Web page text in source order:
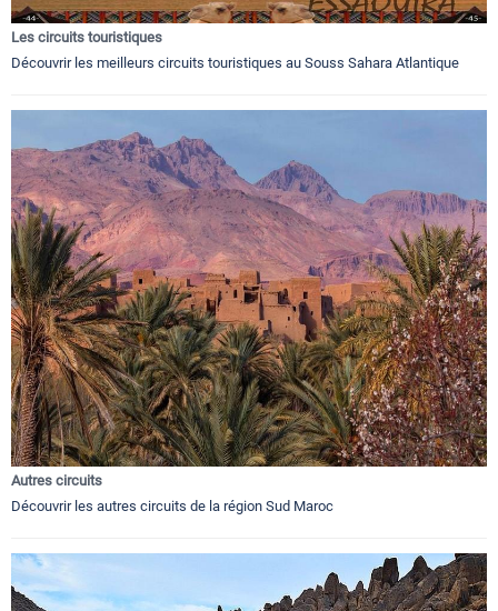
Les circuits touristiques
Découvrir les meilleurs circuits touristiques au Souss Sahara Atlantique
Autres circuits
Découvrir les autres circuits de la région Sud Maroc